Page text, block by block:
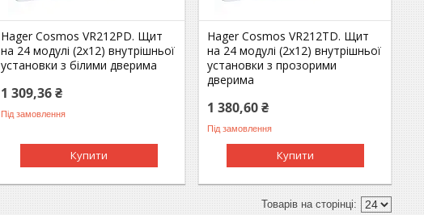
Hager Cosmos VR212PD. Щит
на 24 модулі (2х12) внутрішньої
установки з білими дверима
1 309,36 ₴
Під замовлення
Купити
Hager Cosmos VR212TD. Щит
на 24 модулі (2х12) внутрішньої
установки з прозорими
дверима
1 380,60 ₴
Під замовлення
Купити